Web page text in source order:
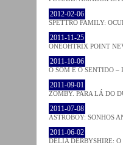
2012-02-06
SPETTRO FAMILY:
2011-11-25
ONEOHTRIX POINT
2011-10-06
O SOM E O SENTIDO –
2011-09-01
ZOMBY. PARA LÁ DO
2011-07-08
ASTROBOY: SONHOS
2011-06-02
DELIA DERBYSHIRE: